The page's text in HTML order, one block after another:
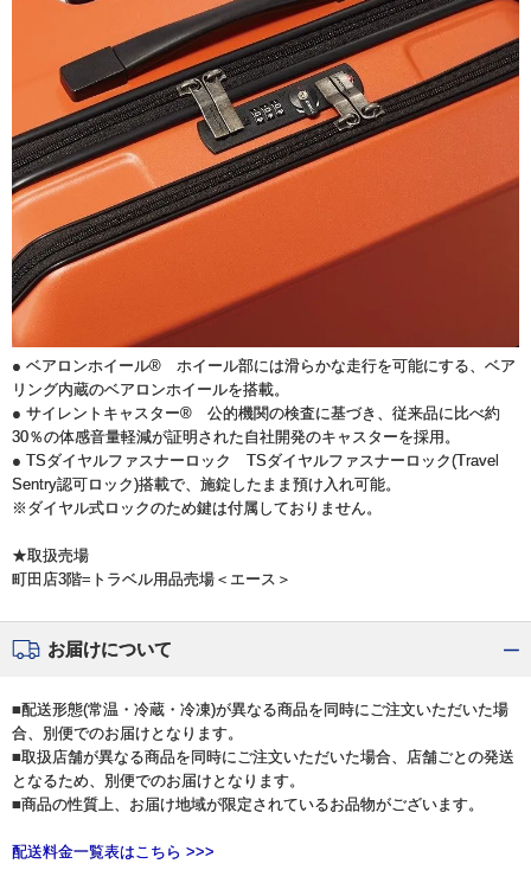
● ベアロンホイール® ホイール部には滑らかな走行を可能にする、ベア
リング内蔵のベアロンホイールを搭載。
● サイレントキャスター® 公的機関の検査に基づき、従来品に比べ約
30％の体感音量軽減が証明された自社開発のキャスターを採用。
● TSダイヤルファスナーロック TSダイヤルファスナーロック(Travel
Sentry認可ロック)搭載で、施錠したまま預け入れ可能。
※ダイヤル式ロックのため鍵は付属しておりません。
★取扱売場
町田店3階=トラベル用品売場＜エース＞
お届けについて
■配送形態(常温・冷蔵・冷凍)が異なる商品を同時にご注文いただいた場
合、別便でのお届けとなります。
■取扱店舗が異なる商品を同時にご注文いただいた場合、店舗ごとの発送
となるため、別便でのお届けとなります。
■商品の性質上、お届け地域が限定されているお品物がございます。
配送料金一覧表はこちら >>>